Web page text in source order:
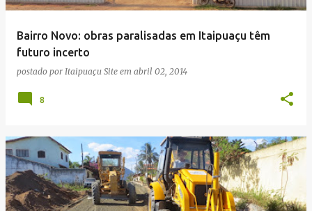
Bairro Novo: obras paralisadas em Itaipuaçu têm
futuro incerto
postado por Itaipuaçu Site em abril 02, 2014
8